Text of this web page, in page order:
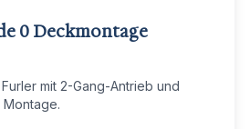
0 Deckmontage
mit 2-Gang-Antrieb und